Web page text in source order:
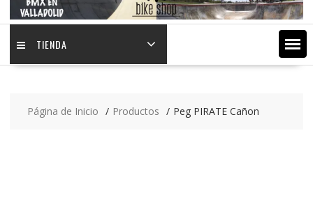
TIENDA
Página de Inicio Productos Peg PIRATE Cañon